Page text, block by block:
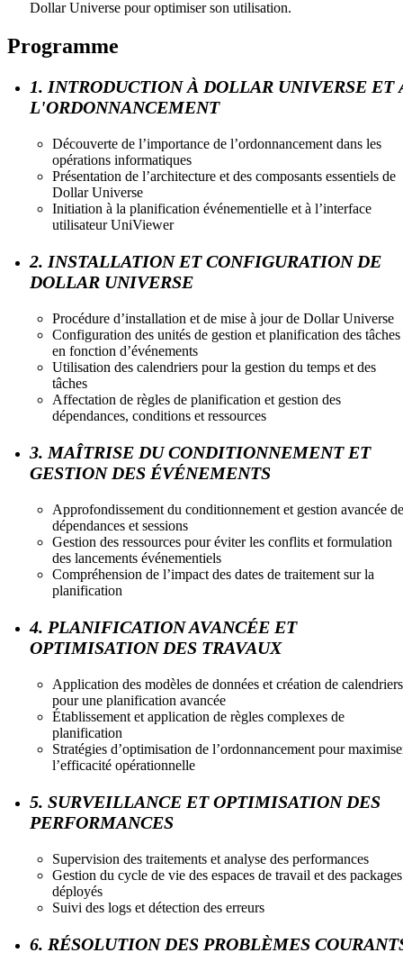
Dollar Universe pour optimiser son utilisation.
Programme
1. INTRODUCTION À DOLLAR UNIVERSE ET
L'ORDONNANCEMENT
Découverte de l’importance de l’ordonnancement dans les
opérations informatiques
Présentation de l’architecture et des composants essentiels de
Dollar Universe
Initiation à la planification événementielle et à l’interface
utilisateur UniViewer
2. INSTALLATION ET CONFIGURATION DE
DOLLAR UNIVERSE
Procédure d’installation et de mise à jour de Dollar Universe
Configuration des unités de gestion et planification des tâches
en fonction d’événements
Utilisation des calendriers pour la gestion du temps et des
tâches
Affectation de règles de planification et gestion des
dépendances, conditions et ressources
3. MAÎTRISE DU CONDITIONNEMENT ET
GESTION DES ÉVÉNEMENTS
Approfondissement du conditionnement et gestion avancée
dépendances et sessions
Gestion des ressources pour éviter les conflits et formulation
des lancements événementiels
Compréhension de l’impact des dates de traitement sur la
planification
4. PLANIFICATION AVANCÉE ET
OPTIMISATION DES TRAVAUX
Application des modèles de données et création de calendriers
pour une planification avancée
Établissement et application de règles complexes de
planification
Stratégies d’optimisation de l’ordonnancement pour
l’efficacité opérationnelle
5. SURVEILLANCE ET OPTIMISATION DES
PERFORMANCES
Supervision des traitements et analyse des performances
Gestion du cycle de vie des espaces de travail et des packages
déployés
Suivi des logs et détection des erreurs
6. RÉSOLUTION DES PROBLÈMES